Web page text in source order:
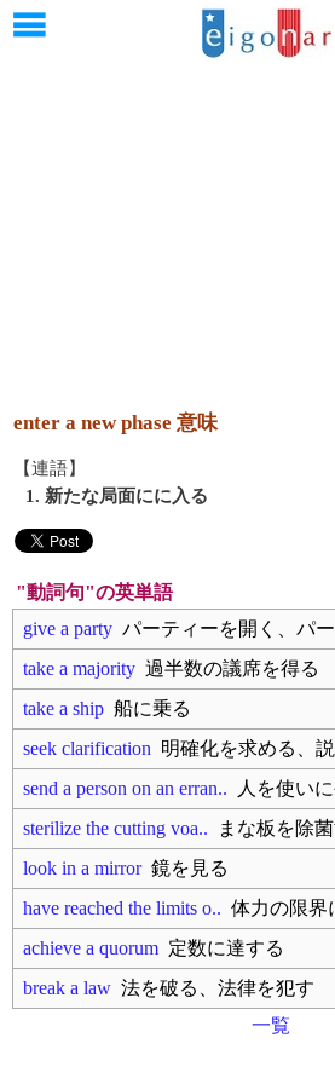
enter a new phase 意味
【連語】
1. 新たな局面にに入る
"動詞句"の英単語
give a party パーティーを開く、パ
take a majority 過半数の議席を得る
take a ship 船に乗る
seek clarification 明確化を求める、
send a person on an erran.. 人を使い
sterilize the cutting voa.. まな板を除
look in a mirror鏡を見る
have reached the limits o.. 体力の限界
achieve a quorum 定数に達する
break a law 法を破る、法律を犯す
一覧